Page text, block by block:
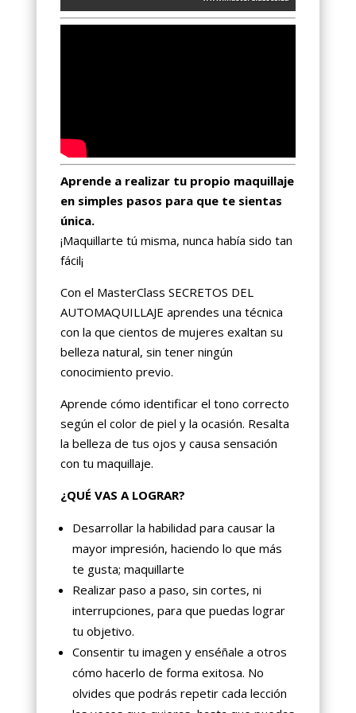
Aprende a realizar tu propio maquillaje
en simples pasos para que te sientas
única.
¡Maquillarte tú misma, nunca había sido tan
fácil¡
Con el MasterClass SECRETOS DEL
AUTOMAQUILLAJE aprendes una técnica
con la que cientos de mujeres exaltan su
belleza natural, sin tener ningún
conocimiento previo.
Aprende cómo identificar el tono correcto
según el color de piel y la ocasión. Resalta
la belleza de tus ojos y causa sensación
con tu maquillaje.
¿QUÉ VAS A LOGRAR?
Desarrollar la habilidad para causar la
mayor impresión, haciendo lo que más
te gusta; maquillarte
Realizar paso a paso, sin cortes, ni
interrupciones, para que puedas lograr
tu objetivo.
Consentir tu imagen y enséñale a otros
cómo hacerlo de forma exitosa. No
olvides que podrás repetir cada lección